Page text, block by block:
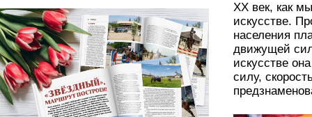
ХХ век, как
искусстве.
населения
движущей
искусстве
силу,